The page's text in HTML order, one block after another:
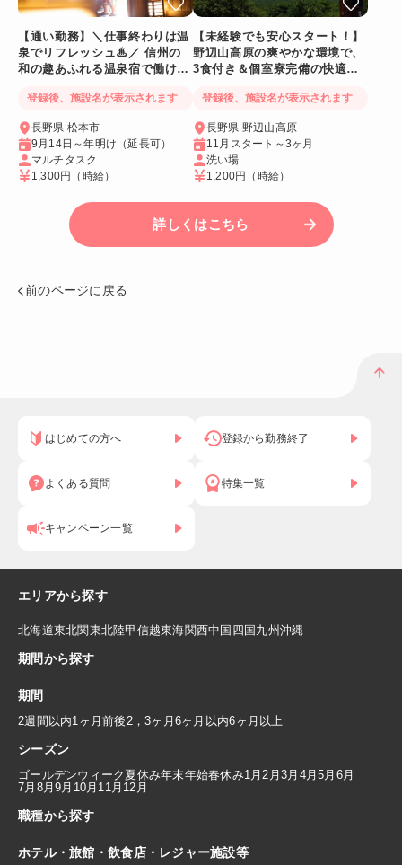
【通い勤務】＼仕事終わりは温
泉でリフレッシュ♨／ 信州の
和の趣あふれる温泉宿で働ける
登録後、施設名が表示されます
長野県 松本市
9月14日～年明け（延長可）
マルチタスク
1,300円
（時給）
【未経験でも安心スタート！】
野辺山高原の爽やかな環境で、
3食付き＆個室寮完備の快適リ
登録後、施設名が表示されます
長野県 野辺山高原
11月スタート～3ヶ月
洗い場
1,200円
（時給）
詳しくはこちら
前のページに戻る
はじめての方へ 登録から勤務終了
よくある質問 特集一覧
キャンペーン一覧
エリアから探す
北海道東北関東北陸甲信越東海関西中国 四国 九州 沖縄
期間から探す
期間
2週間以内1ヶ月前後2，3ヶ月 6ヶ月以内6ヶ月以上
シーズン
ゴールデンウィーク 夏休み年末年始春休み1月2月3月 4月5月 6月
7月 8月9月 10月 11月 12月
職種から探す
ホテル・旅館・飲食店・レジャー施設等